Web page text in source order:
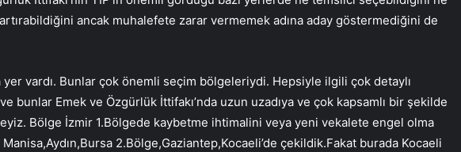
artırabildiğini ancak muhalefete zarar vermemek adına aday göstermediğini de
yer vardı. Bunlar çok önemli seçim bölgeleriydi. Hepsiyle ilgili çok detaylı
ve bunlar Emek ve Özgürlük İttifakı’nda uzun uzadıya ve çok kapsamlı bir şekilde
Bölge İzmir 1.Bölgede kaybetme ihtimalini veya yeni vekalete engel olma
2.Bölge,Gaziantep,Kocaeli’de çekildik.Fakat burada Kocaeli